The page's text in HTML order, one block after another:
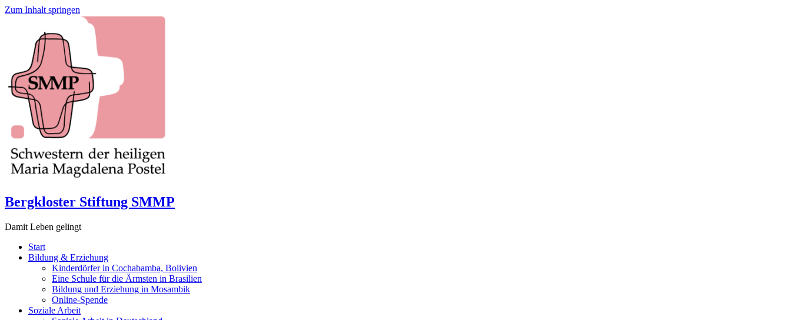
Zum Inhalt springen
Bergkloster Stiftung SMMP
Damit Leben gelingt
Start
Bildung & Erziehung
Kinderdörfer in Cochabamba, Bolivien
Eine Schule für die Ärmsten in Brasilien
Bildung und Erziehung in Mosambik
Online-Spende
Soziale Arbeit